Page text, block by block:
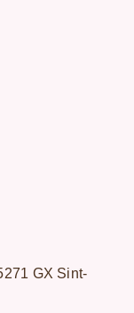
GX Sint-